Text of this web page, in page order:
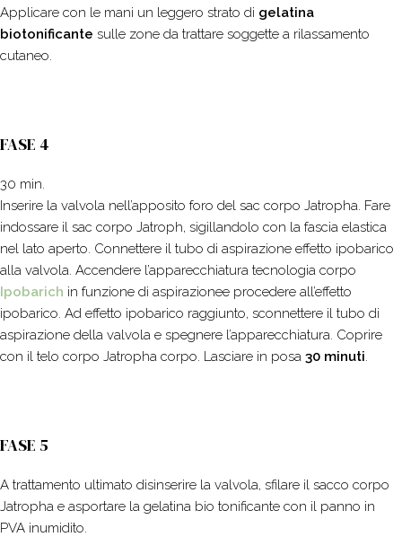
Applicare con le mani un leggero strato di gelatina
biotonificante sulle zone da trattare soggette a rilassamento
cutaneo.
FASE 4
30 min.
Inserire la valvola nell’apposito foro del sac corpo Jatropha. Fare
indossare il sac corpo Jatroph, sigillandolo con la fascia elastica
nel lato aperto. Connettere il tubo di aspirazione effetto ipobarico
alla valvola. Accendere l’apparecchiatura tecnologia corpo
Ipobarich in funzione di aspirazionee procedere all’effetto
ipobarico. Ad effetto ipobarico raggiunto, sconnettere il tubo di
aspirazione della valvola e spegnere l’apparecchiatura. Coprire
con il telo corpo Jatropha corpo. Lasciare in posa 30 minuti.
FASE 5
A trattamento ultimato disinserire la valvola, sfilare il sacco corpo
Jatropha e asportare la gelatina bio tonificante con il panno in
PVA inumidito.